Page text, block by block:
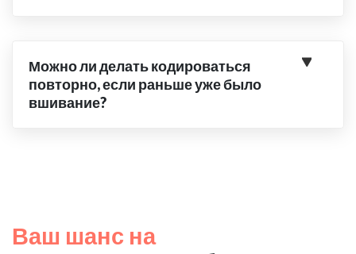
Можно ли делать кодироваться
повторно, если раньше уже было
вшивание?
Ваш шанс на